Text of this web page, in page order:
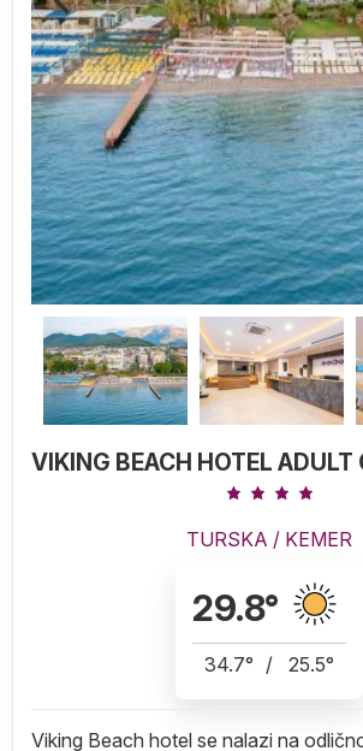
VIKING BEACH HOTEL ADULT
TURSKA / KEMER
29.8°
34.7° / 25.5°
Viking Beach hotel se nalazi na